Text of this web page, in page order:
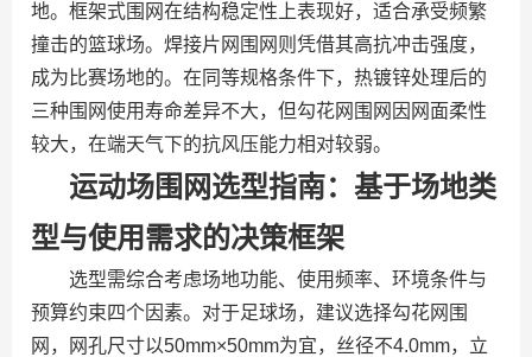
地。框架式围网在结构稳定性上表现好，适合承受频繁
撞击的篮球场。焊接片网围网则凭借其高抗冲击强度，
成为比赛场地的。在同等规格条件下，热镀锌处理后的
三种围网使用寿命差异不大，但勾花网围网因网面柔性
较大，在端天气下的抗风压能力相对较弱。
运动场围网选型指南：基于场地类
型与使用需求的决策框架
选型需综合考虑场地功能、使用频率、环境条件与
预算约束四个因素。对于足球场，建议选择勾花网围
网，网孔尺寸以50mm×50mm为宜，丝径不4.0mm，立